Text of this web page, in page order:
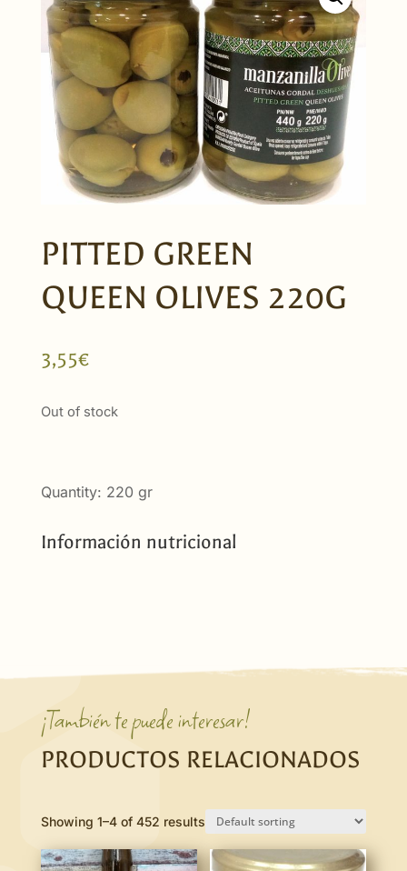
PITTED GREEN
QUEEN OLIVES 220G
3,55€
Out of stock
Quantity: 220 gr
Información nutricional
¡También te puede interesar!
PRODUCTOS RELACIONADOS
Showing 1–4 of 452 results